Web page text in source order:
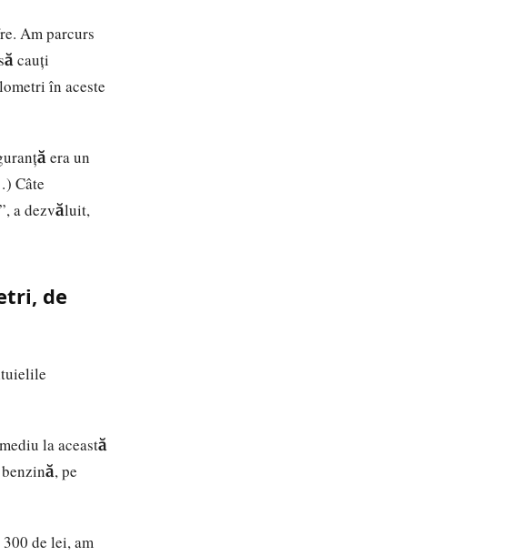
Am parcurs
cauţi
în aceste
era un
Câte
a dezvăluit,
de
la această
pe
de lei, am